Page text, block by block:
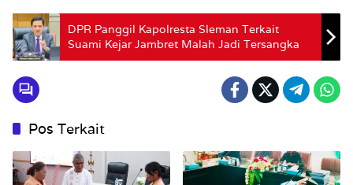
DPR Panggil Kapolresta Sleman Terkait
Suami Kejar Jambret Malah Jadi Tersangka
Pos Terkait